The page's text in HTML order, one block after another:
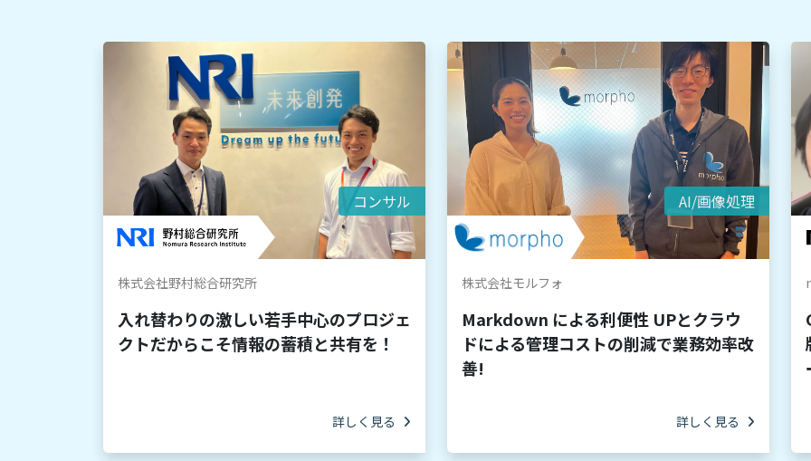
コンサル
株式会社野村総合研究所
入れ替わりの激しい若手中心のプロジェ
クトだからこそ情報の蓄積と共有を！
詳しく見る
AI/画像処理
株式会社モルフォ
Markdown による利便性 UPとクラウ
ドによる管理コストの削減で業務効率改
善!
詳しく見る